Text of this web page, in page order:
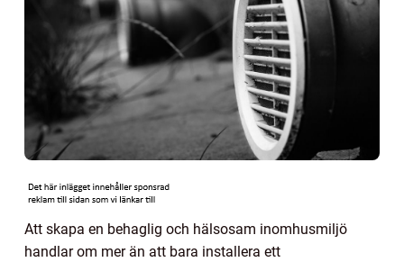
Att skapa en behaglig och hälsosam inomhusmiljö
handlar om mer än att bara installera ett